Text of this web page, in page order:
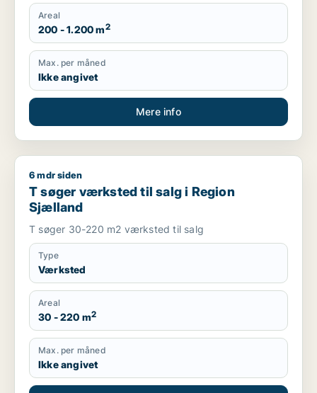
Areal
200 - 1.200 m2
Max. per måned
Ikke angivet
Mere info
T søger værksted til salg i Region Sjælland
6 mdr siden
T søger værksted til salg i Region
Sjælland
T søger 30-220 m2 værksted til salg
Type
Værksted
Areal
30 - 220 m2
Max. per måned
Ikke angivet